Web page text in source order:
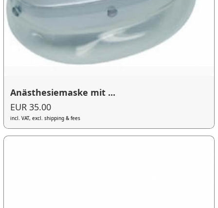
Anästhesiemaske mit ...
EUR 35.00
incl. VAT, excl. shipping & fees